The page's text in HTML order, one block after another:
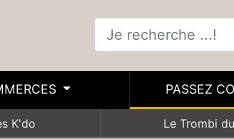
PASSEZ
K'do Le Trombi